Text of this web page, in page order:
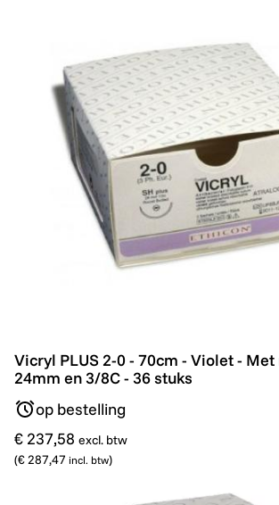
Vicryl PLUS 2-0 - 70cm - Violet - Met
Vicryl PLUS 2-0 - 70cm - Violet - Met
24mm en 3/8C - 36 stuks
op bestelling
€ 237,58 excl. btw
(€ 287,47 incl. btw)